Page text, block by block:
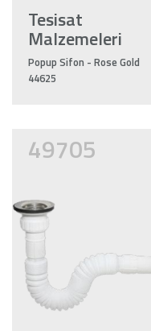
Tesisat
Malzemeleri
Popup Sifon - Rose Gold
44625
49705